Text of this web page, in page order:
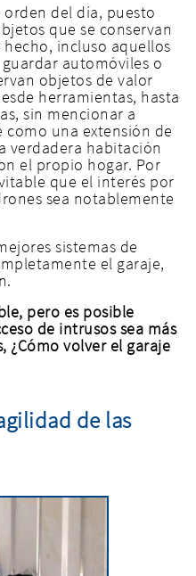
orden del día, puesto
que se conservan
incluso aquellos
automóviles o
objetos de valor
herramientas, hasta
sin mencionar a
como una extensión de
verdadera habitación
el propio hogar. Por
que el interés por
sea notablemente
sistemas de
el garaje,
pero es posible
de intrusos sea más
¿Cómo volver el garaje
de las